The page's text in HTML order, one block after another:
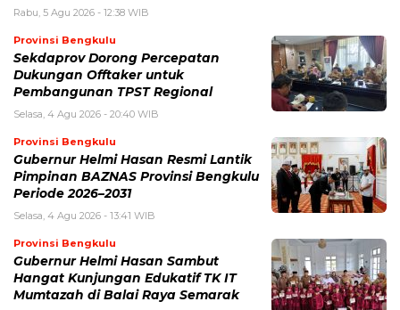
Rabu, 5 Agu 2026 - 12:38 WIB
Provinsi Bengkulu
Sekdaprov Dorong Percepatan
Dukungan Offtaker untuk
Pembangunan TPST Regional
Selasa, 4 Agu 2026 - 20:40 WIB
Provinsi Bengkulu
Gubernur Helmi Hasan Resmi Lantik
Pimpinan BAZNAS Provinsi Bengkulu
Periode 2026–2031
Selasa, 4 Agu 2026 - 13:41 WIB
Provinsi Bengkulu
Gubernur Helmi Hasan Sambut
Hangat Kunjungan Edukatif TK IT
Mumtazah di Balai Raya Semarak